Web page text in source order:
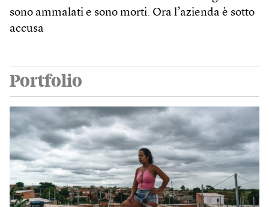
sono ammalati e sono morti. Ora l’azienda è sotto
accusa
Portfolio